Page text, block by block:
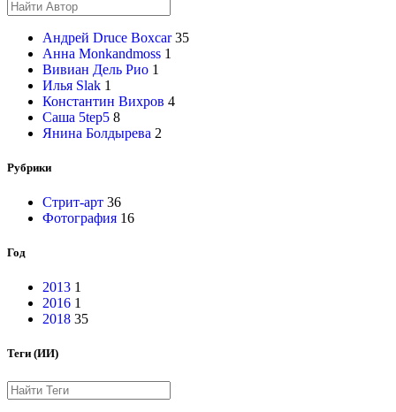
Андрей Druce Boxcar 35
Анна Monkandmoss 1
Вивиан Дель Рио 1
Илья Slak 1
Константин Вихров 4
Саша 5tep5 8
Янина Болдырева 2
Рубрики
Стрит-арт 36
Фотография 16
Год
2013 1
2016 1
2018 35
Теги (ИИ)